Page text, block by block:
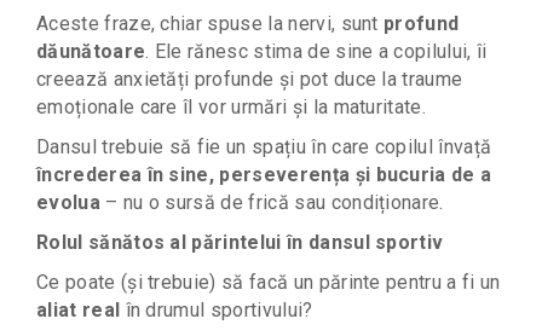
Aceste fraze, chiar spuse la nervi, sunt profund
dăunătoare. Ele rănesc stima de sine a copilului, îi
creează anxietăți profunde și pot duce la traume
emoționale care îl vor urmări și la maturitate.
Dansul trebuie să fie un spațiu în care copilul învață
încrederea în sine, perseverența și bucuria de a
evolua– nu o sursă de frică sau condiționare.
Rolul sănătos al părintelui în dansul sportiv
Ce poate (și trebuie) să facă un părinte pentru a fi un
aliat real în drumul sportivului?